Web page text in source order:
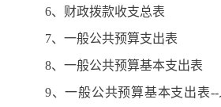
6、财政拨款收支总表
7、一般公共预算支出表
8、一般公共预算基本支出表
9、一般公共预算基本支出表